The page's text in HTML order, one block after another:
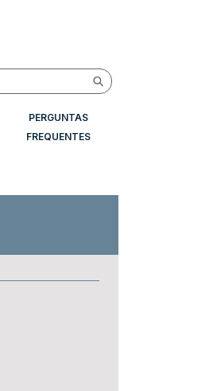
Buscar
PERGUNTAS
FREQUENTES